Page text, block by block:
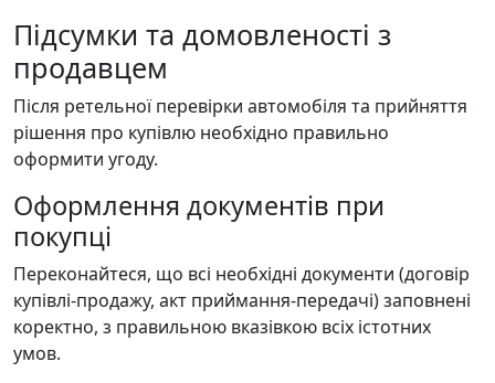
Підсумки та домовленості з
продавцем
Після ретельної перевірки автомобіля та прийняття
рішення про купівлю необхідно правильно
оформити угоду.
Оформлення документів при
покупці
Переконайтеся, що всі необхідні документи (договір
купівлі-продажу, акт приймання-передачі) заповнені
коректно, з правильною вказівкою всіх істотних
умов.